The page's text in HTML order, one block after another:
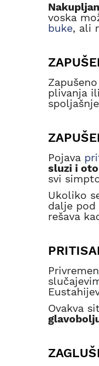
voska
buke, ali
plivanja
Pojava
sluzi i
svi
Ukoliko
dalje pod
rešava
Ovakva